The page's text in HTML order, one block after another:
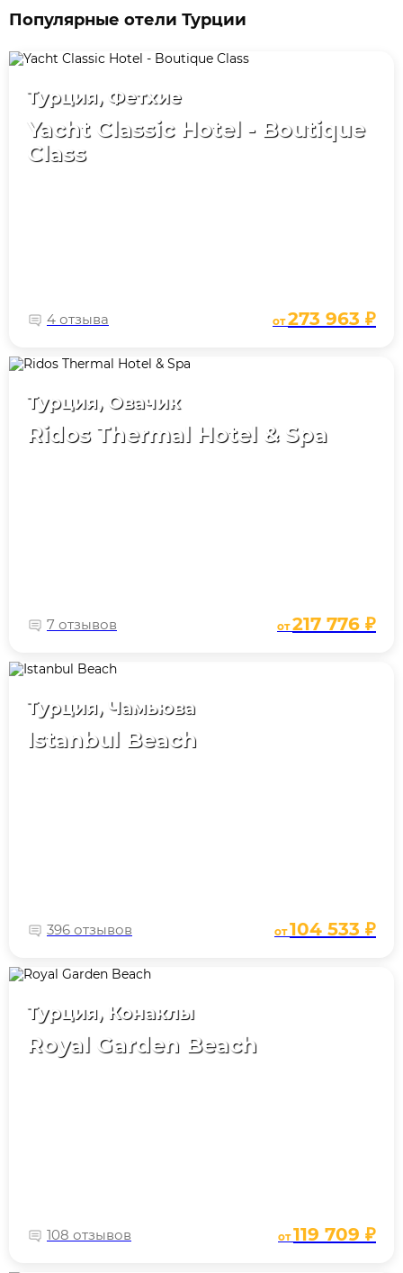
Популярные отели Турции
Турция, Фетхие
Yacht Classic Hotel - Boutique
Class
4 отзыва от273 963 ₽
Турция, Овачик
Ridos Thermal Hotel & Spa
7 отзывов от217 776 ₽
Турция, Чамьюва
Istanbul Beach
396 отзывов от104 533 ₽
Турция, Конаклы
Royal Garden Beach
108 отзывов от119 709 ₽